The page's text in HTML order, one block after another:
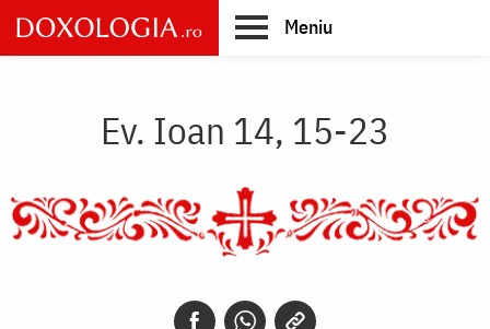
Skip
to
main
Meniu
Ev. Ioan 14, 15-23